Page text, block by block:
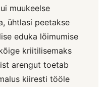
muukeelse
ühtlasi peetakse
eduka lõimumise
kriitilisemaks
arengut toetab
kiiresti tööle